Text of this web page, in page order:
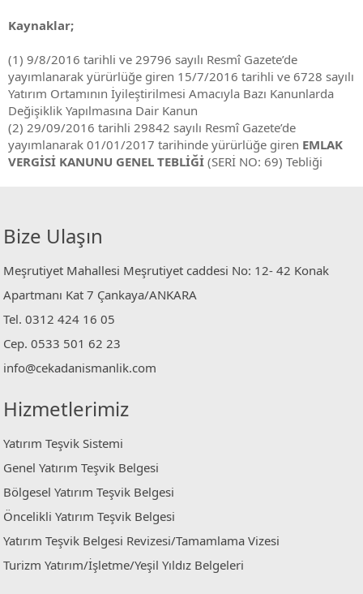
Kaynaklar;
(1) 9/8/2016 tarihli ve 29796 sayılı Resmî Gazete’de
yayımlanarak yürürlüğe giren 15/7/2016 tarihli ve 6728 sayılı
Yatırım Ortamının İyileştirilmesi Amacıyla Bazı Kanunlarda
Değişiklik Yapılmasına Dair Kanun
(2) 29/09/2016 tarihli 29842 sayılı Resmî Gazete’de
yayımlanarak 01/01/2017 tarihinde yürürlüğe giren EMLAK
VERGİSİ KANUNU GENEL TEBLİĞİ (SERİ NO: 69) Tebliği
Bize Ulaşın
Meşrutiyet Mahallesi Meşrutiyet caddesi No: 12- 42 Konak
Apartmanı Kat 7 Çankaya/ANKARA
Tel. 0312 424 16 05
Cep. 0533 501 62 23
info@cekadanismanlik.com
Hizmetlerimiz
Yatırım Teşvik Sistemi
Genel Yatırım Teşvik Belgesi
Bölgesel Yatırım Teşvik Belgesi
Öncelikli Yatırım Teşvik Belgesi
Yatırım Teşvik Belgesi Revizesi/Tamamlama Vizesi
Turizm Yatırım/İşletme/Yeşil Yıldız Belgeleri